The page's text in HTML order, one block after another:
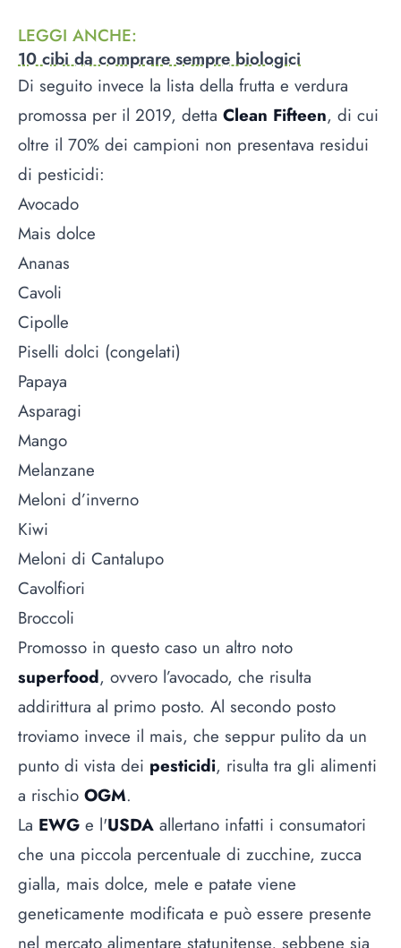
LEGGI ANCHE:
10 cibi da comprare sempre biologici
Di seguito invece la lista della frutta e verdura
promossa per il 2019, detta Clean Fifteen, di cui
oltre il 70% dei campioni non presentava residui
di pesticidi:
Avocado
Mais dolce
Ananas
Cavoli
Cipolle
Piselli dolci (congelati)
Papaya
Asparagi
Mango
Melanzane
Meloni d’inverno
Kiwi
Meloni di Cantalupo
Cavolfiori
Broccoli
Promosso in questo caso un altro noto
superfood, ovvero l’avocado, che risulta
addirittura al primo posto. Al secondo posto
troviamo invece il mais, che seppur pulito da un
punto di vista dei pesticidi, risulta tra gli alimenti
a rischio OGM.
La EWG e l'USDA allertano infatti i consumatori
che una piccola percentuale di zucchine, zucca
gialla, mais dolce, mele e patate viene
geneticamente modificata e può essere presente
nel mercato alimentare statunitense, sebbene sia